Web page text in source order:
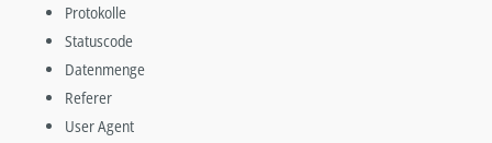
Protokolle
Statuscode
Datenmenge
Referer
User Agent